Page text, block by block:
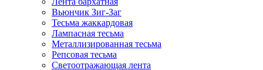
Вьюнчик Зиг-Заг
Тесьма жаккардовая
Лампасная тесьма
Металлизированная тесьма
Репсовая тесьма
Светоотражающая лента